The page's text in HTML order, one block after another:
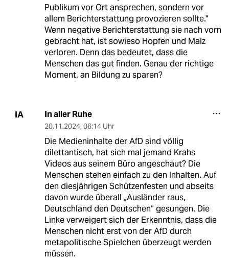
Publikum vor Ort ansprechen, sondern vor
allem Berichterstattung provozieren sollte."
Wenn negative Berichterstattung sie nach vorn
gebracht hat, ist sowieso Hopfen und Malz
verloren. Denn das bedeutet, dass die
Menschen das gut finden. Genau der richtige
Moment, an Bildung zu sparen?
IA In aller Ruhe
20.11.2024, 06:14 Uhr
Die Medieninhalte der AfD sind völlig
dilettantisch, hat sich mal jemand Krahs
Videos aus seinem Büro angeschaut? Die
Menschen stehen einfach zu den Inhalten. Auf
den diesjährigen Schützenfesten und abseits
davon wurde überall „Ausländer raus,
Deutschland den Deutschen“ gesungen. Die
Linke verweigert sich der Erkenntnis, dass die
Menschen nicht erst von der AfD durch
metapolitische Spielchen überzeugt werden
müssen.